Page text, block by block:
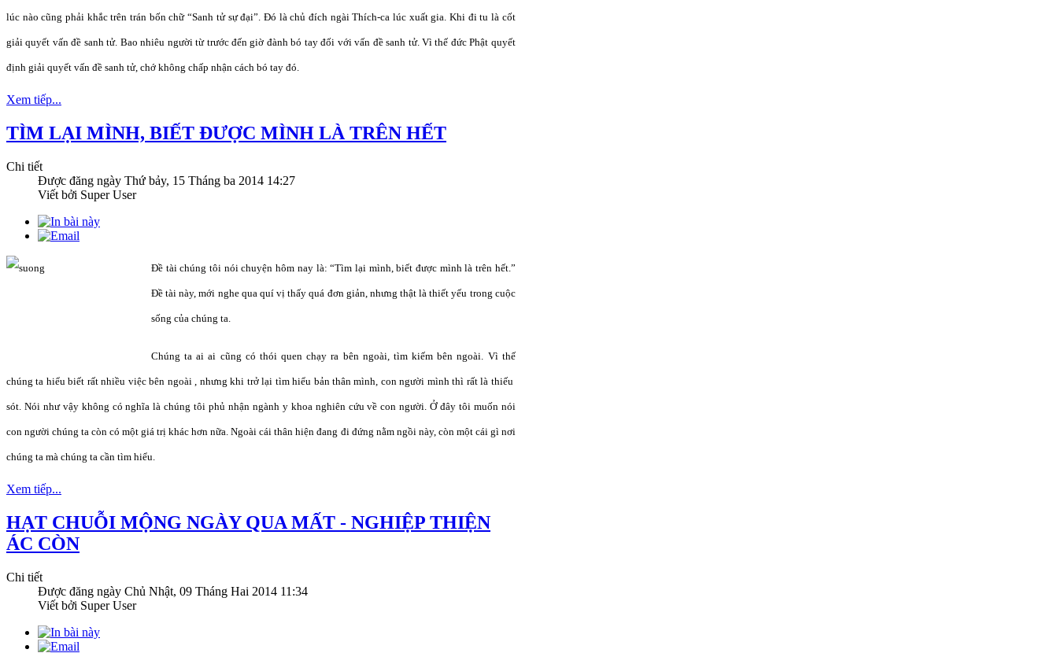
lúc nào cũng phải khắc trên trán bốn chữ “Sanh tử sự đại”. Đó là chủ đích ngài Thích-ca lúc xuất gia. Khi đi tu là cốt
giải quyết vấn đề sanh tử. Bao nhiêu người từ trước đến giờ đành bó tay đối với vấn đề sanh tử. Vì thế đức Phật quyết
định giải quyết vấn đề sanh tử, chớ không chấp nhận cách bó tay đó.
Xem tiếp...
TÌM LẠI MÌNH, BIẾT ĐƯỢC MÌNH LÀ TRÊN HẾT
Chi tiết
Được đăng ngày Thứ bảy, 15 Tháng ba 2014 14:27
Viết bởi Super User
Đề tài chúng tôi nói chuyện hôm nay là: “Tìm lại mình, biết được mình là trên hết.”
Đề tài này, mới nghe qua quí vị thấy quá đơn giản, nhưng thật là thiết yếu trong cuộc
sống của chúng ta.
Chúng ta ai ai cũng có thói quen chạy ra bên ngoài, tìm kiếm bên ngoài. Vì thế
chúng ta hiểu biết rất nhiều việc bên ngoài , nhưng khi trở lại tìm hiểu bản thân mình, con người mình thì rất là thiếu
sót. Nói như vậy không có nghĩa là chúng tôi phủ nhận ngành y khoa nghiên cứu về con người. Ở đây tôi muốn nói
con người chúng ta còn có một giá trị khác hơn nữa. Ngoài cái thân hiện đang đi đứng nằm ngồi này, còn một cái gì nơi
chúng ta mà chúng ta cần tìm hiểu.
Xem tiếp...
HẠT CHUỖI MỘNG NGÀY QUA MẤT - NGHIỆP THIỆN
ÁC CÒN
Chi tiết
Được đăng ngày Chủ Nhật, 09 Tháng Hai 2014 11:34
Viết bởi Super User